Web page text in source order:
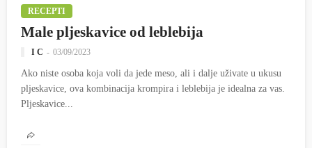
RECEPTI
Male pljeskavice od leblebija
I C 03/09/2023
Ako niste osoba koja voli da jede meso, ali i dalje uživate u ukusu
pljeskavice, ova kombinacija krompira i leblebija je idealna za vas.
Pljeskavice...